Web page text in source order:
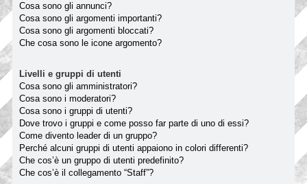
Cosa sono gli annunci?
Cosa sono gli argomenti importanti?
Cosa sono gli argomenti bloccati?
Che cosa sono le icone argomento?
Livelli e gruppi di utenti
Cosa sono gli amministratori?
Cosa sono i moderatori?
Cosa sono i gruppi di utenti?
Dove trovo i gruppi e come posso far parte di uno di essi?
Come divento leader di un gruppo?
Perché alcuni gruppi di utenti appaiono in colori differenti?
Che cos’è un gruppo di utenti predefinito?
Che cos’è il collegamento “Staff”?